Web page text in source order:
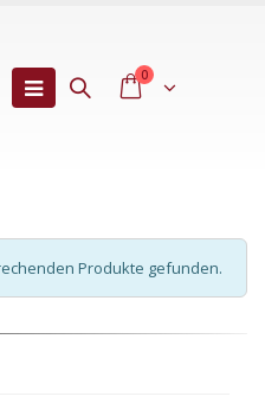
0
Produkte gefunden.